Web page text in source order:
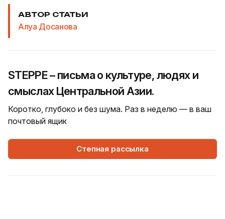
АВТОР СТАТЬИ
Алуа Досанова
STEPPE – письма о культуре, людях и
смыслах Центральной Азии.
Коротко, глубоко и без шума. Раз в неделю — в ваш
почтовый ящик
Степная рассылка